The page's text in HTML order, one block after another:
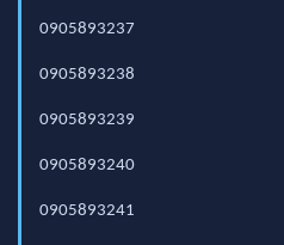
0905893237
0905893238
0905893239
0905893240
0905893241